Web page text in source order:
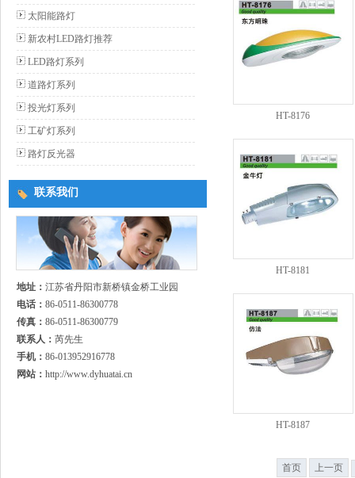
太阳能路灯
新农村LED路灯推荐
LED路灯系列
道路灯系列
投光灯系列
工矿灯系列
路灯反光器
联系我们
地址： 江苏省丹阳市新桥镇金桥工业园
电话： 86-0511-86300778
传真： 86-0511-86300779
联系人： 芮先生
手机： 86-013952916778
网站： http://www.dyhuatai.cn
HT-8176
HT-8181
HT-8187
首页 上一页